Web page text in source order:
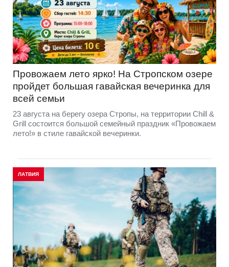
Провожаем лето ярко! На Стропском озере
пройдет большая гавайская вечеринка для
всей семьи
23 августа на берегу озера Стропы, на территории Chill &
Grill состоится большой семейный праздник «Провожаем
лето!» в стиле гавайской вечеринки.
ЛАТВИЯ